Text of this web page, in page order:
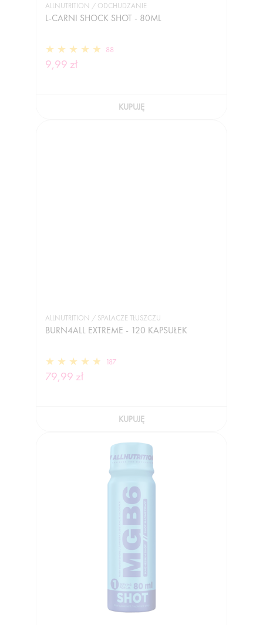
ALLNUTRITION / ODCHUDZANIE
L-CARNI SHOCK SHOT - 80ML
88
9,99 zł
KUPUJĘ
ALLNUTRITION / SPALACZE TŁUSZCZU
BURN4ALL EXTREME - 120 KAPSUŁEK
187
79,99 zł
KUPUJĘ